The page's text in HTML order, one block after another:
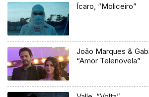
Ícaro, “Moliceiro”
João Marques &
“Amor Telenovela”